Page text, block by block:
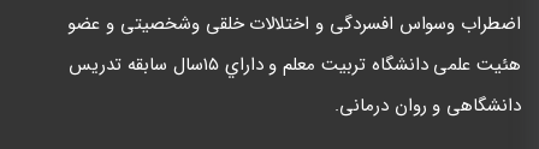
اضطراب وسواس افسردگی و اختلالات خلقی وشخصيتی و عضو
هئيت علمی دانشگاه تربيت معلم و داراي ١٥سال سابقه تدريس
دانشگاهی و روان درمانی.